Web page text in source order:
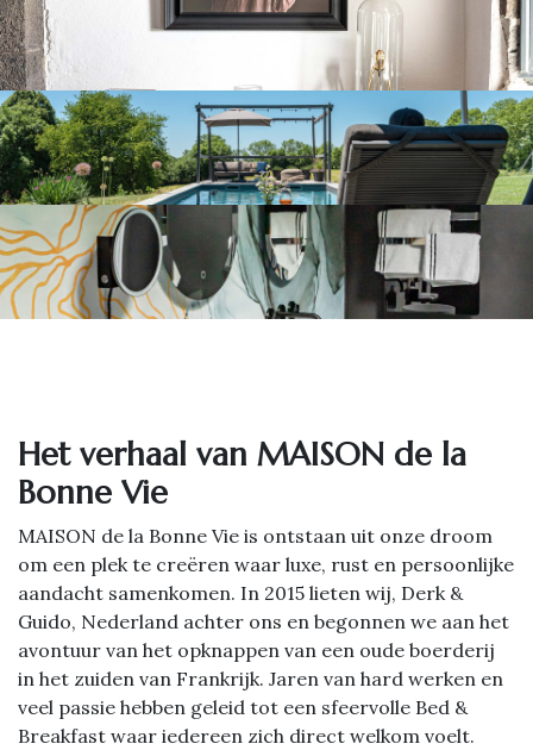
Het ve​rhaal van MAISON de la
Bonne Vie
MAISON de la Bonne Vie is ontstaan uit onze droom
om een plek te creëren waar luxe, rust en persoonlijke
aandacht samenkomen. In 2015 lieten wij, Derk &
Guido, Nederland achter ons en begonnen we aan het
avontuur van het opknappen van een oude boerderij
in het zuiden van Frankrijk. Jaren van hard werken en
veel passie hebben geleid tot een sfeervolle Bed &
Breakfast waar iedereen zich direct welkom voelt.